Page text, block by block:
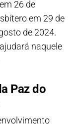
26 de
em 29 de
de 2024.
naquele
Paz do